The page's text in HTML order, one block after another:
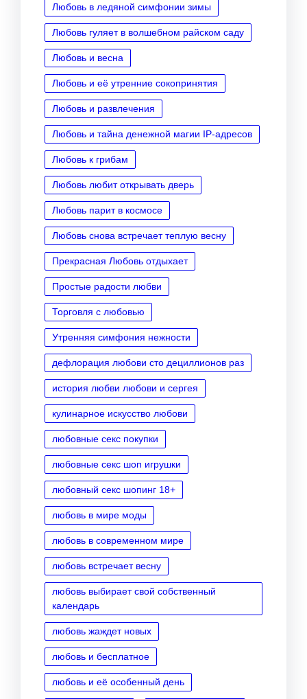
Любовь в ледяной симфонии зимы
Любовь гуляет в волшебном райском саду
Любовь и весна
Любовь и её утренние сокопринятия
Любовь и развлечения
Любовь и тайна денежной магии IP‑адресов
Любовь к грибам
Любовь любит открывать дверь
Любовь парит в космосе
Любовь снова встречает теплую весну
Прекрасная Любовь отдыхает
Простые радости любви
Торговля с любовью
Утренняя симфония нежности
дефлорация любови сто дециллионов раз
история любви любови и сергея
кулинарное искусство любови
любовные секс покупки
любовные секс шоп игрушки
любовный секс шопинг 18+
любовь в мире моды
любовь в современном мире
любовь встречает весну
любовь выбирает свой собственный
календарь
любовь жаждет новых
любовь и бесплатное
любовь и её особенный день